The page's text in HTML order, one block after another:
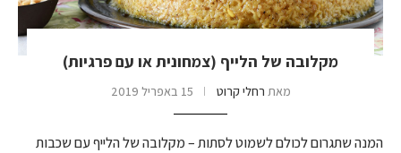
מקלובה של הלייף (צמחונית או עם פרגיות)
מאת רחלי קרוט 15 באפריל 2019
המנה שתגרום לכולם לשמוט לסתות – מקלובה של הלייף עם שכבות